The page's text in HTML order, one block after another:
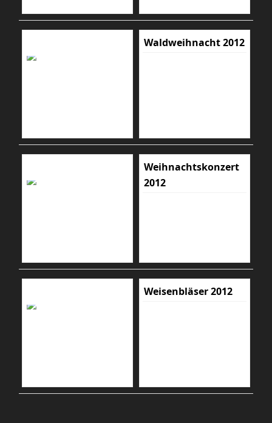
Waldweihnacht 2012
Weihnachtskonzert
2012
Weisenbläser 2012